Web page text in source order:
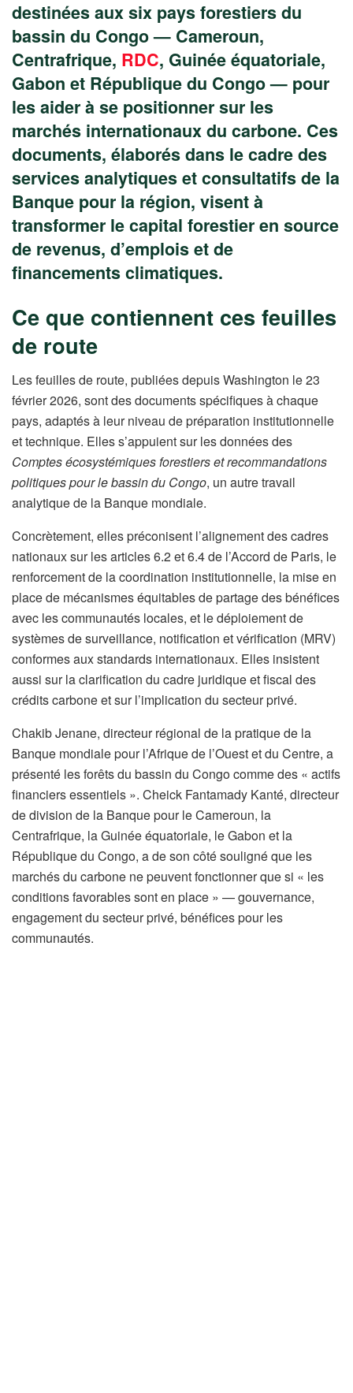
destinées aux six pays forestiers du
bassin du Congo — Cameroun,
Centrafrique, RDC, Guinée équatoriale,
Gabon et République du Congo — pour
les aider à se positionner sur les
marchés internationaux du carbone. Ces
documents, élaborés dans le cadre des
services analytiques et consultatifs de la
Banque pour la région, visent à
transformer le capital forestier en source
de revenus, d’emplois et de
financements climatiques.
Ce que contiennent ces feuilles
de route
Les feuilles de route, publiées depuis Washington le 23
février 2026, sont des documents spécifiques à chaque
pays, adaptés à leur niveau de préparation institutionnelle
et technique. Elles s’appuient sur les données des
Comptes écosystémiques forestiers et recommandations
politiques pour le bassin du Congo, un autre travail
analytique de la Banque mondiale.
Concrètement, elles préconisent l’alignement des cadres
nationaux sur les articles 6.2 et 6.4 de l’Accord de Paris, le
renforcement de la coordination institutionnelle, la mise en
place de mécanismes équitables de partage des bénéfices
avec les communautés locales, et le déploiement de
systèmes de surveillance, notification et vérification (MRV)
conformes aux standards internationaux. Elles insistent
aussi sur la clarification du cadre juridique et fiscal des
crédits carbone et sur l’implication du secteur privé.
Chakib Jenane, directeur régional de la pratique de la
Banque mondiale pour l’Afrique de l’Ouest et du Centre, a
présenté les forêts du bassin du Congo comme des « actifs
financiers essentiels ». Cheick Fantamady Kanté, directeur
de division de la Banque pour le Cameroun, la
Centrafrique, la Guinée équatoriale, le Gabon et la
République du Congo, a de son côté souligné que les
marchés du carbone ne peuvent fonctionner que si « les
conditions favorables sont en place » — gouvernance,
engagement du secteur privé, bénéfices pour les
communautés.